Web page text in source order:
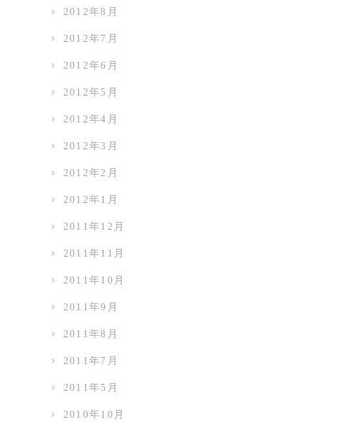
2012年8月
2012年7月
2012年6月
2012年5月
2012年4月
2012年3月
2012年2月
2012年1月
2011年12月
2011年11月
2011年10月
2011年9月
2011年8月
2011年7月
2011年5月
2010年10月